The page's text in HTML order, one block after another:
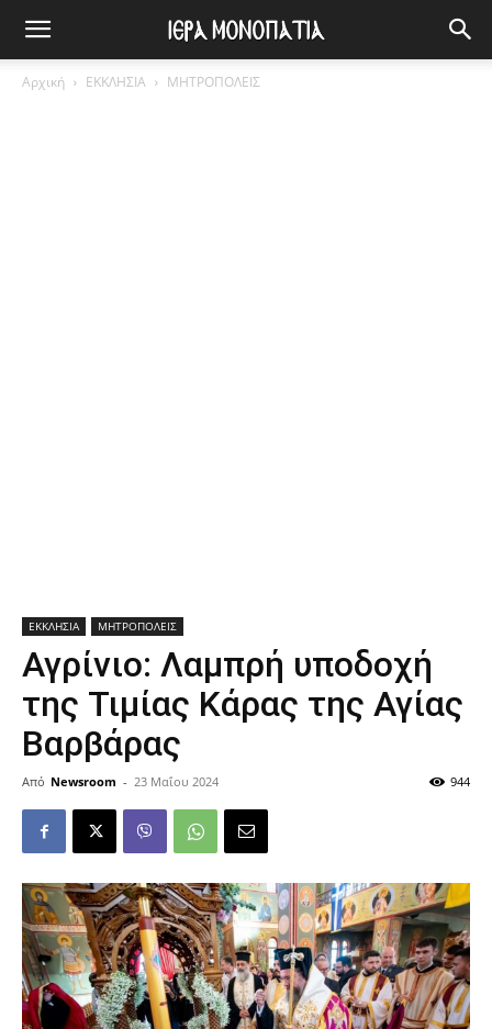
Αρχική ΕΚΚΛΗΣΙΑ ΜΗΤΡΟΠΟΛΕΙΣ
ΕΚΚΛΗΣΙΑ ΜΗΤΡΟΠΟΛΕΙΣ
Αγρίνιο: Λαμπρή υποδοχή
της Τιμίας Κάρας της Αγίας
Βαρβάρας
Από Newsroom - 23 Μαΐου 2024 944